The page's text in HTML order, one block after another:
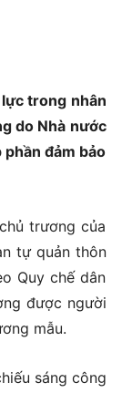
lực trong nhân
do Nhà nước
đảm bảo
trương của
tự quản thôn
Quy chế dân
được người
mẫu.
sáng công